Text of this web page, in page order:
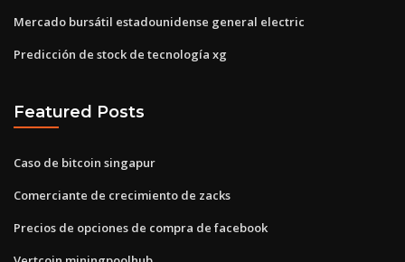
Mercado bursátil estadounidense general electric
Predicción de stock de tecnología xg
Featured Posts
Caso de bitcoin singapur
Comerciante de crecimiento de zacks
Precios de opciones de compra de facebook